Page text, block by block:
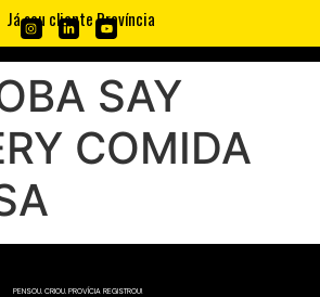
Já sou cliente Província
SAY
COMIDA
PENSOU. CRIOU. PROVÍCIA REGISTROU!